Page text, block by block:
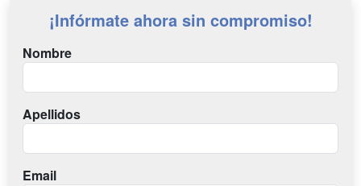
¡Infórmate ahora sin compromiso!
Nombre
Apellidos
Email